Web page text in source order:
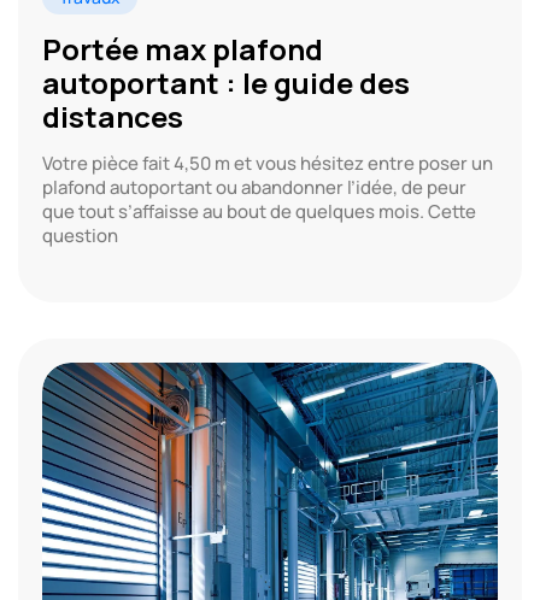
Portée max plafond
autoportant : le guide des
distances
Votre pièce fait 4,50 m et vous hésitez entre poser un
plafond autoportant ou abandonner l’idée, de peur
que tout s’affaisse au bout de quelques mois. Cette
question